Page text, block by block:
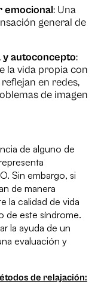
emocional: Una
general de
autoconcepto:
la vida propia con
en redes,
de imagen
de alguno de
Sin embargo, si
de manera
la calidad de vida
de este síndrome.
la ayuda de un
evaluación y
de relajación: